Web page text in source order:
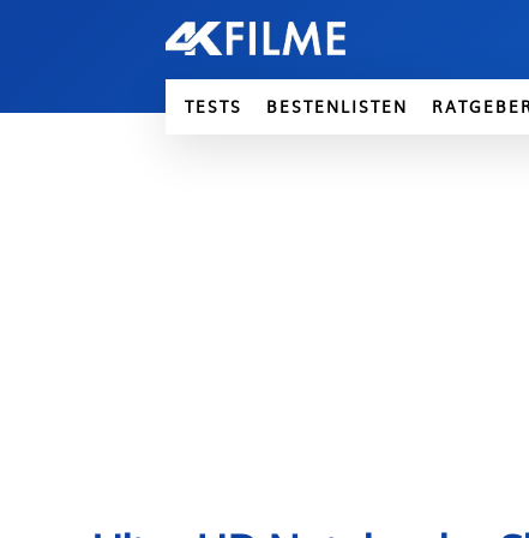
TESTS BESTENLISTEN